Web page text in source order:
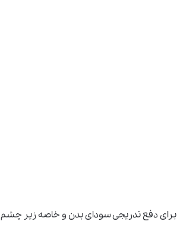
برای دفع تدریجی سودای بدن و خاصه زیر چشم